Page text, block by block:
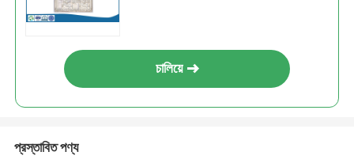
চালিয়ে
প্রস্তাবিত পণ্য